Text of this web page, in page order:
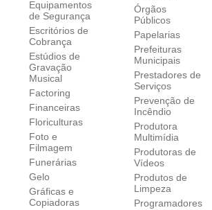
Equipamentos
de Segurança
Escritórios de
Cobrança
Estúdios de
Gravação
Musical
Factoring
Financeiras
Floriculturas
Foto e
Filmagem
Funerárias
Gelo
Gráficas e
Copiadoras
Órgãos
Públicos
Papelarias
Prefeituras
Municipais
Prestadores de
Serviços
Prevenção de
Incêndio
Produtora
Multimídia
Produtoras de
Vídeos
Produtos de
Limpeza
Programadores